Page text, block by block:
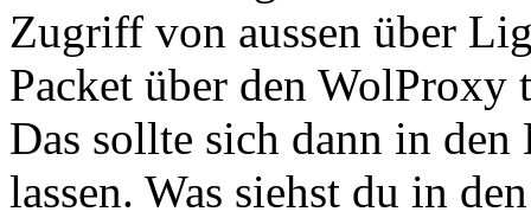
Zugriff von aussen über
Packet über den WolProxy
Das sollte sich dann in
lassen. Was siehst du in